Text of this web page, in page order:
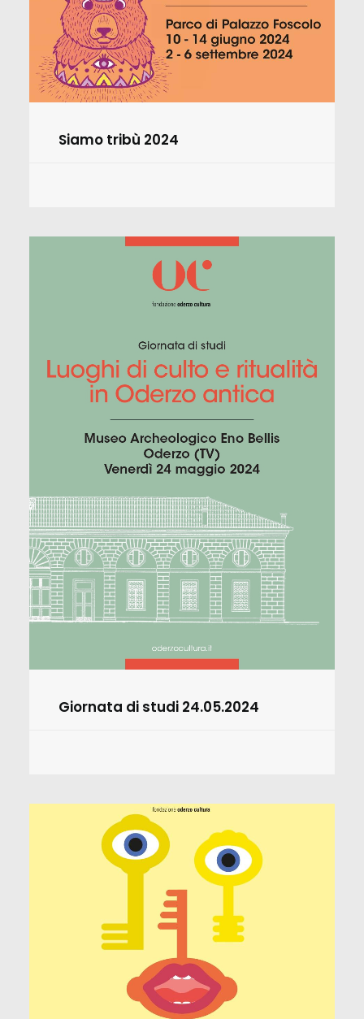
Siamo tribù 2024
Giornata di studi 24.05.2024